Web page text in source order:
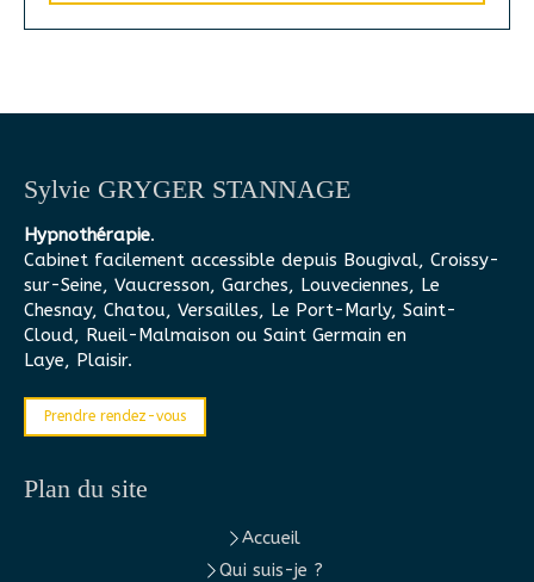
Sylvie GRYGER STANNAGE
Hypnothérapie.
Cabinet facilement accessible depuis Bougival, Croissy-
sur-Seine, Vaucresson, Garches, Louveciennes, Le
Chesnay, Chatou, Versailles, Le Port-Marly, Saint-
Cloud, Rueil-Malmaison ou Saint Germain en
Laye, Plaisir.
Prendre rendez-vous
Plan du site
Accueil
Qui suis-je ?